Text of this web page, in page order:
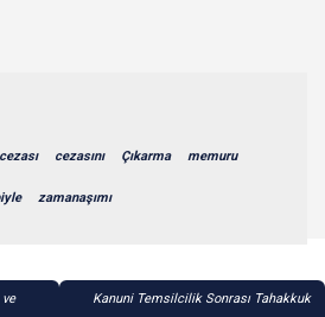
cezası cezasını Çıkarma memuru
zamanaşımı
ve
Kanuni Temsilcilik Sonrası Tahakkuk